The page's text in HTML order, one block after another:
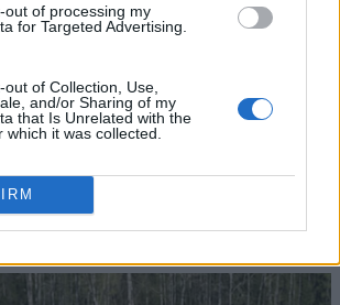
out of processing my
for Targeted Advertising.
of Collection, Use,
and/or Sharing of my
that Is Unrelated with the
which it was collected.